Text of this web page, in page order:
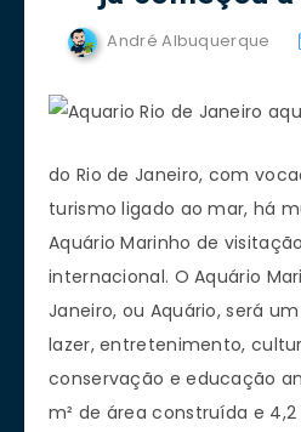
André Albuquerque
do Rio de Janeiro, com
turismo ligado ao mar, há
Aquário Marinho de
internacional. O Aquário
Janeiro, ou Aquário, será
lazer, entretenimento,
conservação e educação
m² de área construída e